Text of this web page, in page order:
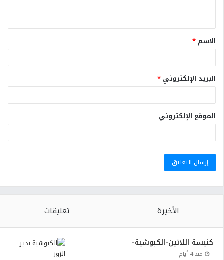
الاسم *
البريد الإلكتروني *
الموقع الإلكتروني
الأخيرة تعليقات
كنيسة اللاتين-الكبوشية-
منذ 4 أيام